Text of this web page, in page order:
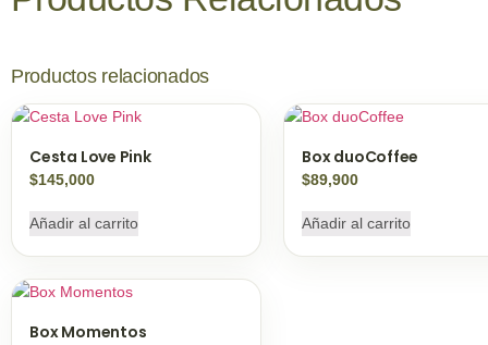
Productos relacionados
Cesta Love Pink
$145,000
Añadir al carrito
Box duoCoffee
$89,900
Añadir al carrito
Box Momentos